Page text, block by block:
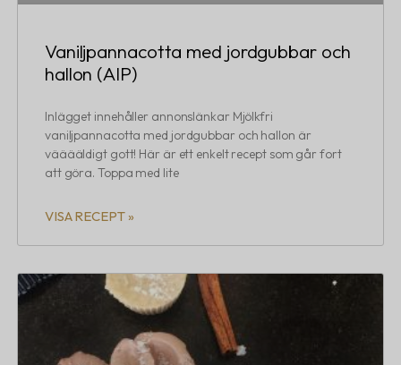
Vaniljpannacotta med jordgubbar och
hallon (AIP)
Inlägget innehåller annonslänkar Mjölkfri
vaniljpannacotta med jordgubbar och hallon är
vääääldigt gott! Här är ett enkelt recept som går fort
att göra. Toppa med lite
VISA RECEPT »